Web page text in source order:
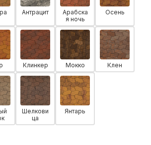
Антрацит
Арабска
я ночь
Осень
Клинкер Мокко Клен
Шелкови
ца
Янтарь